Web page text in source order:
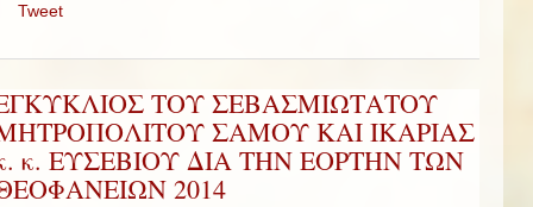
Tweet
ΤΟΥ ΣΕΒΑΣΜΙΩΤΑΤΟΥ
ΣΑΜΟΥ ΚΑΙ ΙΚΑΡΙΑΣ
κ. ΕΥΣΕΒΙΟΥ ΔΙΑ ΤΗΝ ΕΟΡΤΗΝ ΤΩΝ
2014